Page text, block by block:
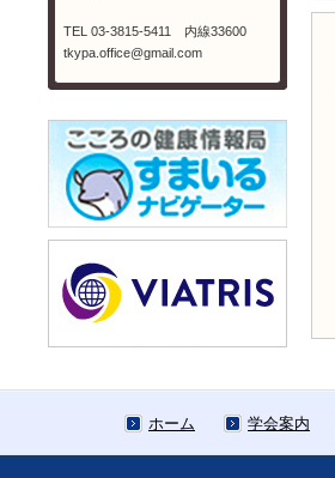
TEL 03-3815-5411 内線33600
tkypa.office@gmail.com
ホーム 学会案内